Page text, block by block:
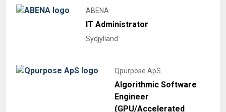
ABENA
IT Administrator
Sydjylland
Qpurpose ApS
Algorithmic Software
Engineer
(GPU/Accelerated